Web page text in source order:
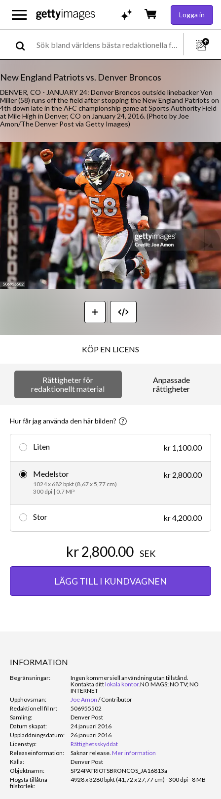
Logga in
New England Patriots vs. Denver Broncos
DENVER, CO - JANUARY 24: Denver Broncos outside linebacker Von
Miller (58) runs off the field after stopping the New England Patriots on
4th down late in the AFC championship game at Sports Authority Field
at Mile High in Denver, CO on January 24, 2016. (Photo by Joe
Amon/The Denver Post via Getty Images)
KÖP EN LICENS
Rättigheter för
redaktionellt material
Anpassade
rättigheter
Hur får jag använda den här bilden?
Liten kr 1,100.00
Medelstor
1024 x 682 bpkt (8,67 x 5,77 cm)
300 dpi | 0.7 MP
kr 2,800.00
Stor kr 4,200.00
kr 2,800.00 SEK
LÄGG TILL I KUNDVAGNEN
INFORMATION
Begränsningar:
Ingen kommersiell användning utan tillstånd.
Kontakta dittlokala kontor.NO MAGS; NO TV; NO
INTERNET
Upphovsman:
Joe Amon /Contributor
Redaktionell fil nr:
506955502
Samling:
Denver Post
Datum skapat:
24 januari 2016
Uppladdningsdatum:
26 januari 2016
Licenstyp:
Rättighetsskyddat
Releaseinformation:
Saknar release. Mer information
Källa:
Denver Post
Objektnamn:
SP24PATRIOTSBRONCOS_JA16813a
Högsta tillåtna
filstorlek:
4928 x 3280 bpkt (41,72 x 27,77 cm) - 300 dpi - 8 MB